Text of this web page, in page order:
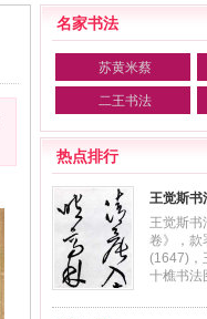
名家书法
苏黄米蔡
二王书法
热点排行
王觉斯书
卷》
王觉斯书
卷》，款
(1647)，
十樵书法